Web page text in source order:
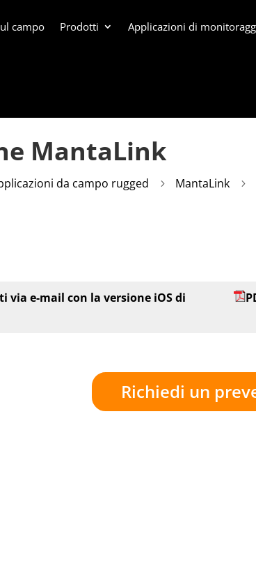
campo Prodotti Applicazioni di
MantaLink
da campo rugged 5 MantaLink 5
via e-mail con la versione iOS di
Richiedi un